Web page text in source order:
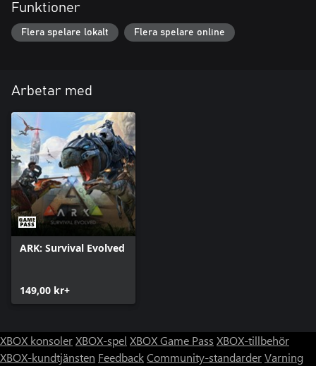
Funktioner
Flera spelare lokalt Flera spelare online
Arbetar med
ARK: Survival Evolved
149,00 kr+
XBOX konsolerXBOX-spel XBOX Game Pass XBOX-tillbehör
XBOX-kundtjänsten FeedbackCommunity-standarderVarning